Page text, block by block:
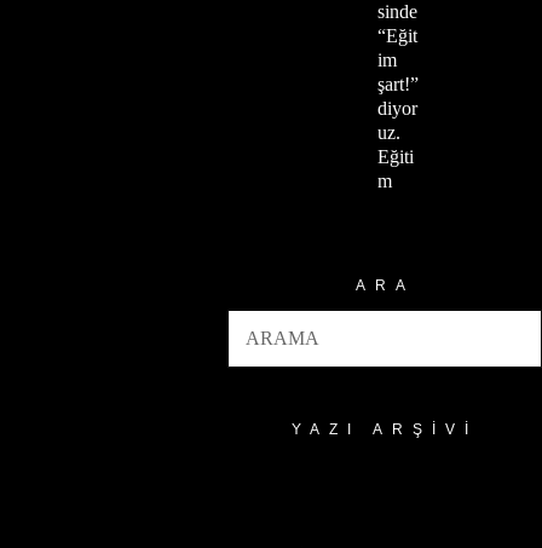
sinde
“Eğit
im
şart!”
diyor
uz.
Eğiti
m
ARA
YAZI ARŞIVI